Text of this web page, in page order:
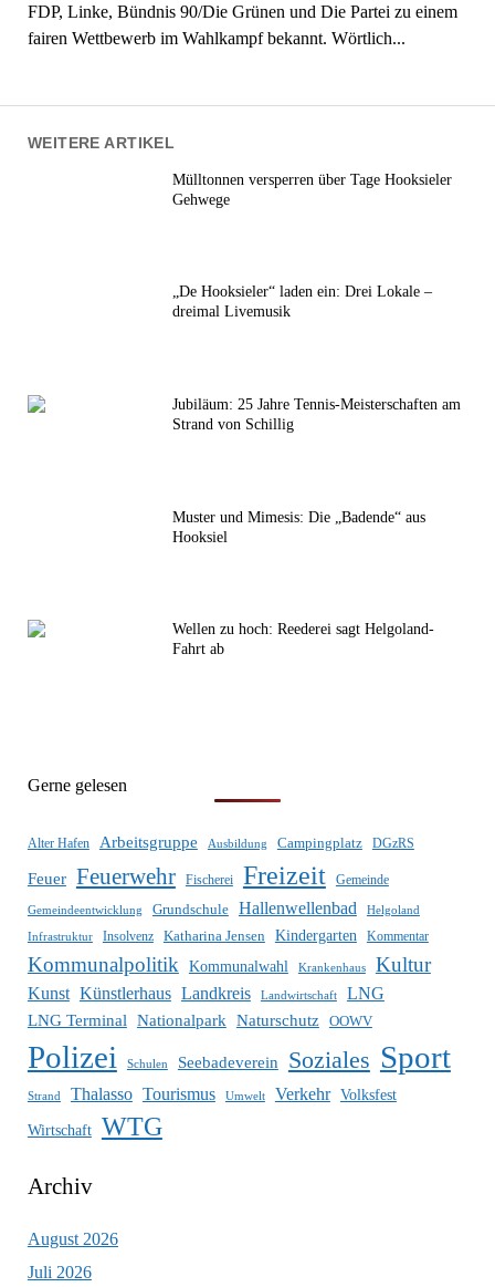
FDP, Linke, Bündnis 90/Die Grünen und Die Partei zu einem
fairen Wettbewerb im Wahlkampf bekannt. Wörtlich...
WEITERE ARTIKEL
Mülltonnen versperren über Tage Hooksieler
Gehwege
„De Hooksieler“ laden ein: Drei Lokale –
dreimal Livemusik
Jubiläum: 25 Jahre Tennis-Meisterschaften am
Strand von Schillig
Muster und Mimesis: Die „Badende“ aus
Hooksiel
Wellen zu hoch: Reederei sagt Helgoland-
Fahrt ab
Gerne gelesen
Alter Hafen Arbeitsgruppe Ausbildung Campingplatz DGzRS
Feuer Feuerwehr Fischerei Freizeit Gemeinde
Gemeindeentwicklung Grundschule Hallenwellenbad Helgoland
Infrastruktur Insolvenz Katharina Jensen Kindergarten Kommentar
Kommunalpolitik Kommunalwahl Krankenhaus Kultur
Kunst Künstlerhaus Landkreis Landwirtschaft LNG
LNG Terminal Nationalpark Naturschutz OOWV
Polizei Schulen Seebadeverein Soziales Sport
Strand Thalasso Tourismus Umwelt Verkehr Volksfest
Wirtschaft WTG
Archiv
August 2026
Juli 2026